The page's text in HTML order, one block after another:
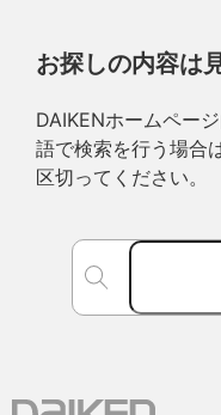
お探しの内容は
DAIKENホームペー
語で検索を行う場合
区切ってください。